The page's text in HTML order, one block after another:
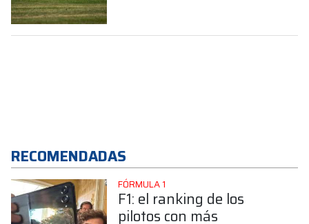
A
RECOMENDADAS
FÓRMULA 1
F1: el ranking de los
pilotos con más